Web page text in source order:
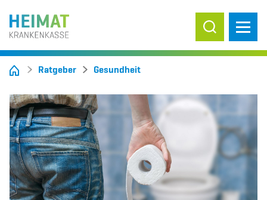
Suche ein-/
Ratgeber Gesundheit